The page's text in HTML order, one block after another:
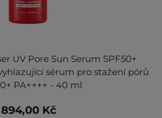
UV Pore Sun Serum SPF50+
sérum pro stažení pórů
PA++++ - 40 ml
894,00 Kč